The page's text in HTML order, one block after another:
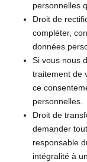
personnelles
Droit de
compléter,
données
Si vous nous
traitement de
ce
personnelles.
Droit de
demander
responsable
intégralité à